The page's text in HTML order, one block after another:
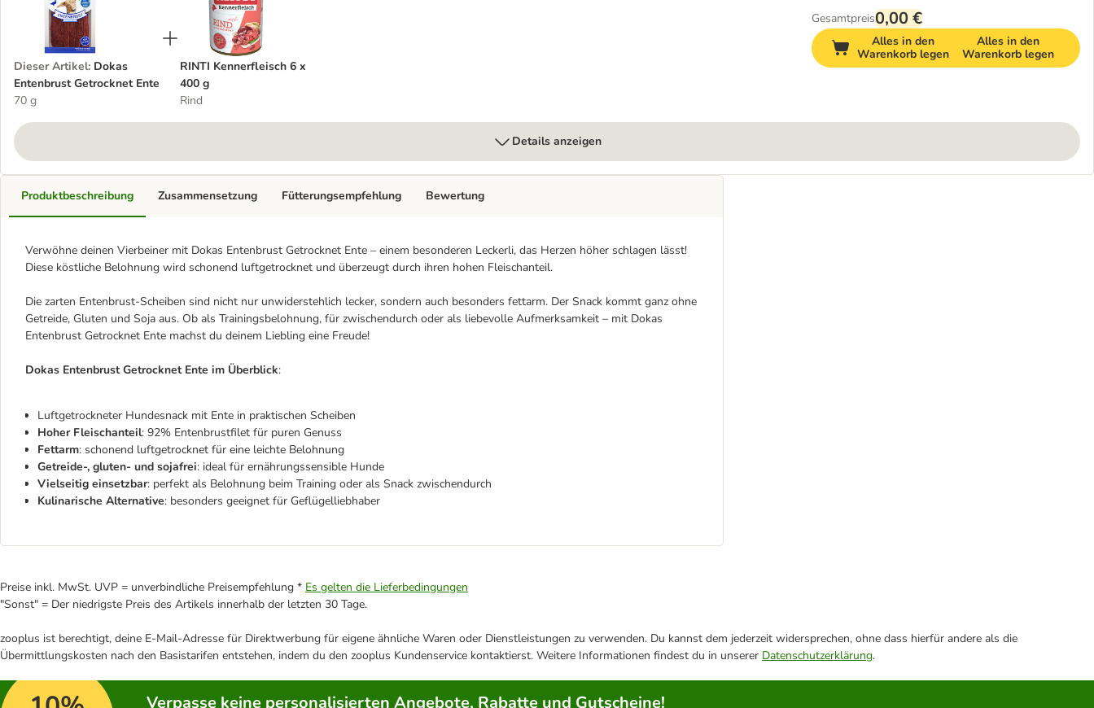
Dieser Artikel: Dokas
Entenbrust Getrocknet Ente
70 g
RINTI Kennerfleisch 6 x
400 g
Rind
Gesamtpreis0,00 €
Alles in den
Warenkorb legen
Alles in den
Warenkorb legen
Details anzeigen
Produktbeschreibung
Verwöhne deinen Vierbeiner mit Dokas Entenbrust Getrocknet Ente – einem besonderen Leckerli, das Herzen höher schlagen lässt!
Diese köstliche Belohnung wird schonend luftgetrocknet und überzeugt durch ihren hohen Fleischanteil.
Die zarten Entenbrust-Scheiben sind nicht nur unwiderstehlich lecker, sondern auch besonders fettarm. Der Snack kommt ganz ohne
Getreide, Gluten und Soja aus. Ob als Trainingsbelohnung, für zwischendurch oder als liebevolle Aufmerksamkeit – mit Dokas
Entenbrust Getrocknet Ente machst du deinem Liebling eine Freude!
Dokas Entenbrust Getrocknet Ente im Überblick:
Luftgetrockneter Hundesnack mit Ente in praktischen Scheiben
Hoher Fleischanteil: 92% Entenbrustfilet für puren Genuss
Fettarm: schonend luftgetrocknet für eine leichte Belohnung
Getreide-, gluten- und sojafrei: ideal für ernährungssensible Hunde
Vielseitig einsetzbar: perfekt als Belohnung beim Training oder als Snack zwischendurch
Kulinarische Alternative: besonders geeignet für Geflügelliebhaber
Zusammensetzung Fütterungsempfehlung Bewertung
Preise inkl. MwSt. UVP = unverbindliche Preisempfehlung * Es gelten die Lieferbedingungen
"Sonst" = Der niedrigste Preis des Artikels innerhalb der letzten 30 Tage.
zooplus ist berechtigt, deine E-Mail-Adresse für Direktwerbung für eigene ähnliche Waren oder Dienstleistungen zu verwenden. Du kannst dem jederzeit widersprechen, ohne dass hierfür andere als die
Übermittlungskosten nach den Basistarifen entstehen, indem du den zooplus Kundenservice kontaktierst. Weitere Informationen findest du in unserer Datenschutzerklärung.
Verpasse keine personalisierten Angebote, Rabatte und Gutscheine!